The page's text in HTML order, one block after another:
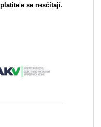
se nesčítají.